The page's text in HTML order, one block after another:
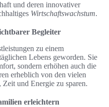
und deren innovativer
Wirtschaftswachstum.
Begleiter
zu einem
Lebens geworden. Sie
sondern erhöhen auch die
erheblich von den vielen
und Energie zu sparen.
erleichtern